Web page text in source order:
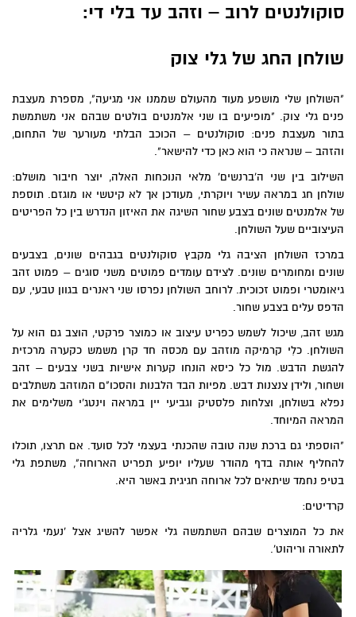
סוקולנטים לרוב – וזהב עד בלי די:
שולחן החג של גלי צוק
"השולחן שלי מושפע מעוד מהעולם שממנו אני מגיעה", מספרת מעצבת
פנים גלי צוק. "מופיעים בו שני אלמנטים בולטים שבהם אני משתמשת
בתור מעצבת פנים: סוקולנטים – הכוכב הבלתי מעורער של התחום,
והזהב – שנראה כי הוא כאן כדי להישאר".
השילוב בין שני ה'ברנשים' מלאי הנוכחות האלה, יוצר חיבור מושלם:
שולחן חג במראה עשיר ויוקרתי, מעודכן אך לא קיטשי או מוגזם. תוספת
של אלמנטים שונים בצבע שחור השיגה את האיזון הנדרש בין כל הפריטים
העיצוביים שעל השולחן.
במרכז השולחן הציבה גלי מקבץ סוקולנטים בגבהים שונים, בצבעים
שונים ומחומרים שונים. לצידם עומדים פמוטים משני סוגים – פמוט זהב
גיאומטרי ופמוט זכוכית. לרוחב השולחן נפרסו שני ראנרים בגוון טבעי, עם
הדפס עלים בצבע שחור.
מגש זהב, שיכול לשמש כפריט עיצוב או כמוצר פרקטי, הוצב גם הוא על
השולחן. כלִי קרמיקה מוזהב עם מכסה חד קרן משמש כקערה מרכזית
להגשת הדבש. מול כל כיסא הונחו קערות אישיות בשני צבעים – זהב
ושחור, ולידן צנצנות דבש. מפיות הבד הלבנות והסכו"ם המוזהב משתלבים
נפלא בשולחן, וצלחות פלסטיק וגביעי יין במראה וינטג'י משלימים את
המראה המיוחד.
"הוספתי גם ברכת שנה טובה שהכנתי בעצמי לכל סועד. אם תרצו, תוכלו
להחליף אותה בדף מהודר שעליו יופיע תפריט הארוחה", משתפת גלי
בטיפ נחמד שיתאים לכל ארוחה חגיגית באשר היא.
קרדיטים:
את כל המוצרים שבהם השתמשה גלי אפשר להשיג אצל ' נעמי גלריה
לתאורה וריהוט'.